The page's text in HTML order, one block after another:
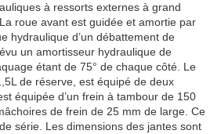
à ressorts externes à grand
roue avant est guidée et amortie par
hydraulique d’un débattement de
un amortisseur hydraulique de
étant de 75° de chaque côté. Le
de réserve, est équipé de deux
équipée d’un frein à tambour de 150
de frein de 25 mm de large. Ce
série. Les dimensions des jantes sont